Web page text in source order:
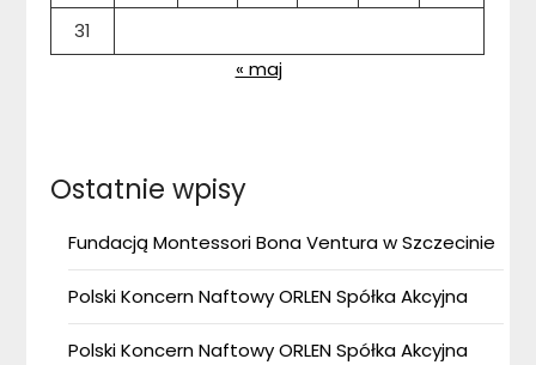
31
« maj
Ostatnie wpisy
Fundacją Montessori Bona Ventura w Szczecinie
Polski Koncern Naftowy ORLEN Spółka Akcyjna
Polski Koncern Naftowy ORLEN Spółka Akcyjna